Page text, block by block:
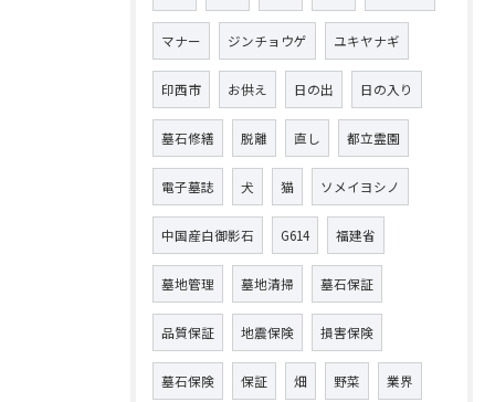
マナー ジンチョウゲ ユキヤナギ
印西市 お供え 日の出 日の入り
墓石修繕 脱離 直し 都立霊園
電子墓誌 犬 猫 ソメイヨシノ
中国産白御影石 G614 福建省
墓地管理 墓地清掃 墓石保証
品質保証 地震保険 損害保険
墓石保険 保証 畑 野菜 業界